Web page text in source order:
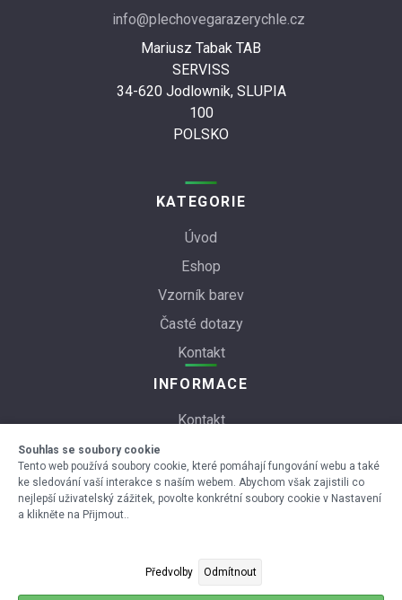
Souhlas se soubory cookie
Tento web používá soubory cookie, které pomáhají fungování webu a také
ke sledování vaší interakce s naším webem. Abychom však zajistili co
nejlepší uživatelský zážitek, povolte konkrétní soubory cookie v Nastavení
a klikněte na Přijmout..
Předvolby Odmítnout
info@plechovegarazerychle.cz
Mariusz Tabak TAB
SERVISS
34-620 Jodlownik, SLUPIA
100
POLSKO
KATEGORIE
Úvod
Eshop
Vzorník barev
Časté dotazy
Kontakt
INFORMACE
Kontakt
Obchodní podmínky
Tvorba webových stránek Brno